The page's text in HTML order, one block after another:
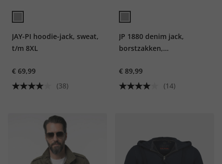
JAY-PI hoodie-jack, sweat,
t/m 8XL
€ 69,99
(38)
JP 1880 denim jack,
borstzakken,
€ 89,99
(14)